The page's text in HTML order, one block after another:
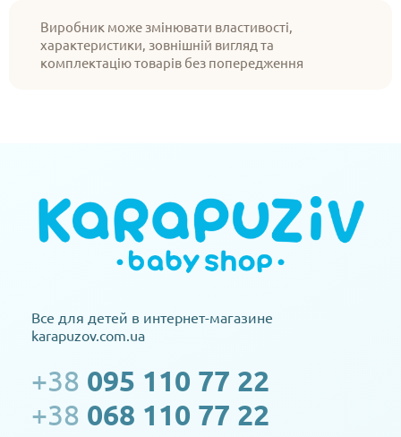
Виробник може змінювати властивості,
характеристики, зовнішній вигляд та
комплектацію товарів без попередження
Все для детей в интернет-магазине
karapuzov.com.ua
+38 095 110 77 22
+38 068 110 77 22